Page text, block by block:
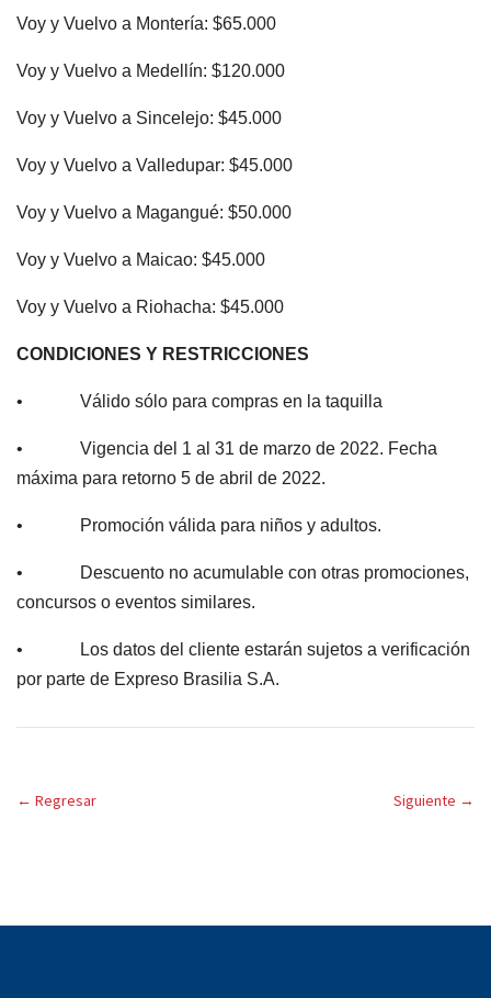
Voy y Vuelvo a Montería: $65.000
Voy y Vuelvo a Medellín: $120.000
Voy y Vuelvo a Sincelejo: $45.000
Voy y Vuelvo a Valledupar: $45.000
Voy y Vuelvo a Magangué: $50.000
Voy y Vuelvo a Maicao: $45.000
Voy y Vuelvo a Riohacha: $45.000
CONDICIONES Y RESTRICCIONES
• Válido sólo para compras en la taquilla
• Vigencia del 1 al 31 de marzo de 2022. Fecha
máxima para retorno 5 de abril de 2022.
• Promoción válida para niños y adultos.
• Descuento no acumulable con otras promociones,
concursos o eventos similares.
• Los datos del cliente estarán sujetos a verificación
por parte de Expreso Brasilia S.A.
← Regresar Siguiente →